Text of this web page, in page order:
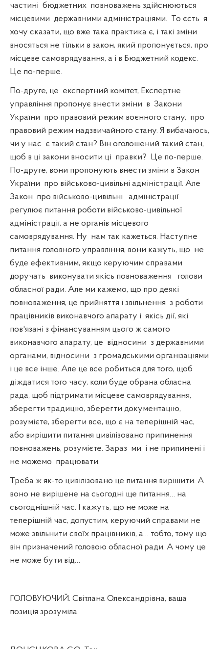
частині бюджетних повноважень здійснюються
місцевими державними адміністраціями. То єсть я
хочу сказати, що вже така практика є, і такі зміни
вносяться не тільки в закон, який пропонується, про
місцеве самоврядування, а і в Бюджетний кодекс.
Це по-перше.
По-друге, це експертний комітет, Експертне
управління пропонує внести зміни в Закони
України про правовий режим воєнного стану, про
правовий режим надзвичайного стану. Я вибачаюсь,
чи у нас є такий стан? Він оголошений такий стан,
щоб в ці закони вносити ці правки?
Це по-перше.
По-друге, вони пропонують внести зміни в Закон
України про військово-цивільні адміністрації. Але
Закон про військово-цивільні
адміністрації
регулює питання роботи військово-цивільної
адміністрації, а не органів місцевого
самоврядування. Ну нам так кажеться. Наступне
питання головного управління, вони кажуть, що не
буде ефективним, якщо керуючим справами
доручать виконувати якісь повноваження
голови
обласної ради. Але ми кажемо, що про деякі
повноваження, це прийняття і звільнення з роботи
працівників виконавчого апарату і якісь дії, які
пов'язані з фінансуванням цього ж самого
виконавчого апарату, це відносини з державними
органами, відносини з громадськими організаціями
і це все інше. Але це все робиться для того, щоб
діждатися того часу, коли буде обрана обласна
рада, щоб підтримати місцеве самоврядування,
зберегти традицію, зберегти документацію,
розумієте, зберегти все, що є на теперішній час,
або вирішити питання цивілізовано припинення
повноважень, розумієте. Зараз ми і не припинені і
не можемо працювати.
Треба ж як-то цивілізовано це питання вирішити. А
воно не вирішене на сьогодні ще питання… на
сьогоднішній час. І кажуть, що не може на
теперішній час, допустим, керуючий справами не
може звільнити своїх працівників, а… тобто, тому що
він призначений головою обласної ради. А чому це
не може бути від…
ГОЛОВУЮЧИЙ. Світлана Олександрівна, ваша
позиція зрозуміла.